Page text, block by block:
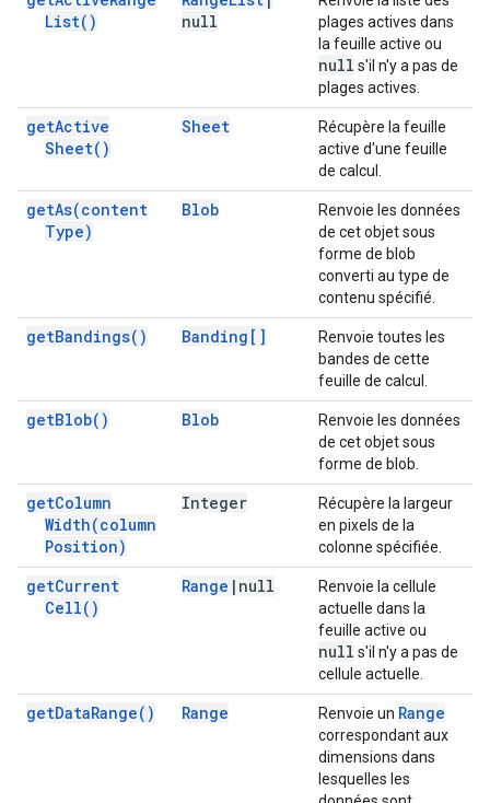
List( )
null
plages actives dans
la feuille active ou
null s'il n'y a pas de
plages actives.
getActive
Sheet( )
Sheet
Récupère la feuille
active d'une feuille
de calcul.
getAs(content
Type)
Blob
Renvoie les données
de cet objet sous
forme de blob
converti au type de
contenu spécifié.
getBandings( ) Banding[]
Renvoie toutes les
bandes de cette
feuille de calcul.
getBlob( ) Blob
Renvoie les données
de cet objet sous
forme de blob.
getColumn
Width(column
Position)
Integer
Récupère la largeur
en pixels de la
colonne spécifiée.
getCurrent
Cell( )
Range | null
Renvoie la cellule
actuelle dans la
feuille active ou
null s'il n'y a pas de
cellule actuelle.
getDataRange( ) Range Renvoie un Range
correspondant aux
dimensions dans
lesquelles les